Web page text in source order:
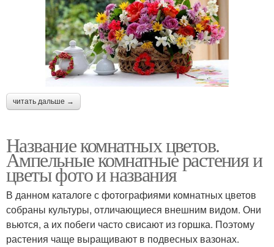
читать дальше →
Название комнатных цветов.
Ампельные комнатные растения и
цветы фото и названия
В данном каталоге с фотографиями комнатных цветов
собраны культуры, отличающиеся внешним видом. Они
вьются, а их побеги часто свисают из горшка. Поэтому
растения чаще выращивают в подвесных вазонах.